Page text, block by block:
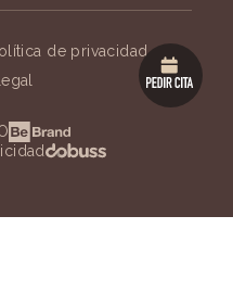
de privacidad